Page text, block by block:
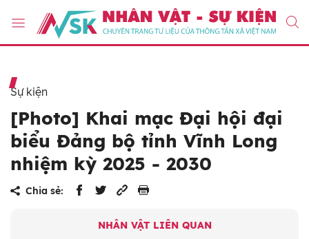
Sự kiện
[Photo] Khai mạc Đại hội đại
biểu Đảng bộ tỉnh Vĩnh Long
nhiệm kỳ 2025 - 2030
Chia sẻ:
NHÂN VẬT LIÊN QUAN